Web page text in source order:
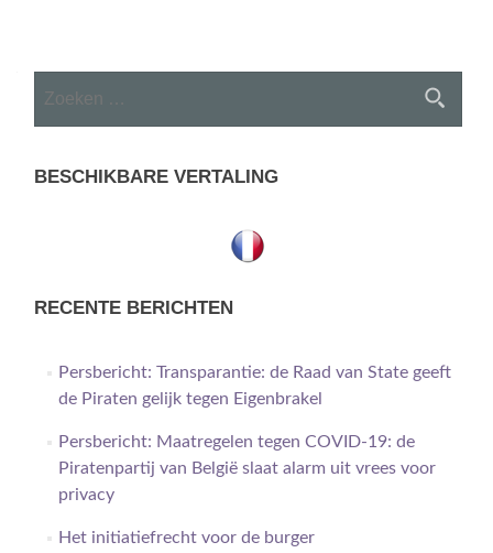
navigation
naar:
BESCHIKBARE VERTALING
RECENTE BERICHTEN
Persbericht: Transparantie: de Raad van State geeft
de Piraten gelijk tegen Eigenbrakel
Persbericht: Maatregelen tegen COVID-19: de
Piratenpartij van België slaat alarm uit vrees voor
privacy
Het initiatiefrecht voor de burger